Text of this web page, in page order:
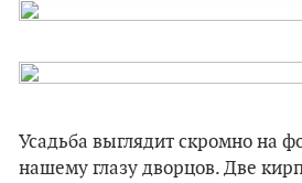
Усадьба выглядит скромно на
нашему глазу дворцов. Две